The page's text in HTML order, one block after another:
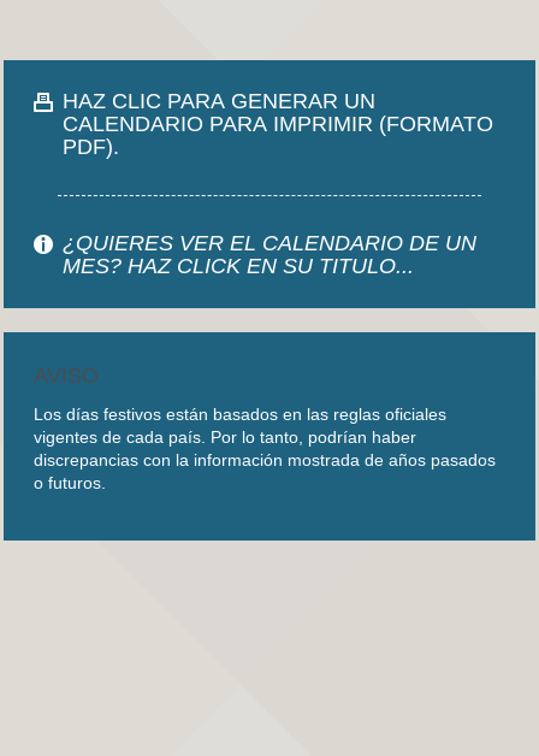
HAZ CLIC PARA GENERAR UN
CALENDARIO PARA IMPRIMIR (FORMATO
PDF).
¿QUIERES VER EL CALENDARIO DE UN
MES? HAZ CLICK EN SU TITULO...
AVISO
Los días festivos están basados en las reglas oficiales
vigentes de cada país. Por lo tanto, podrían haber
discrepancias con la información mostrada de años pasados
o futuros.